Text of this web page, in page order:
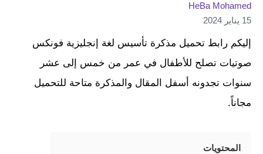
HeBa Mohamed
15 يناير 2024
إليكم رابط تحميل مذكرة تأسيس لغة إنجليزية فونكس
صوتيات تصلح للأطفال في عمر من خمس إلى عشر
سنوات تجدونه أسفل المقال والمذكرة متاحة للتحميل
مجاناً.
المحتويات